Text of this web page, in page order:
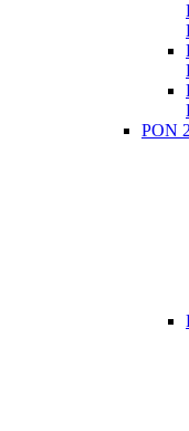
PON